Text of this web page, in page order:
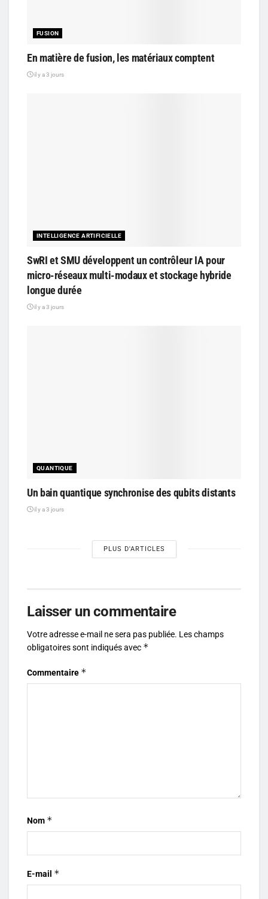
FUSION
En matière de fusion, les matériaux comptent
il y a 3 jours
INTELLIGENCE ARTIFICIELLE
SwRI et SMU développent un contrôleur IA pour
micro-réseaux multi-modaux et stockage hybride
longue durée
il y a 3 jours
QUANTIQUE
Un bain quantique synchronise des qubits distants
il y a 3 jours
PLUS D'ARTICLES
Laisser un commentaire
Votre adresse e-mail ne sera pas publiée. Les champs
obligatoires sont indiqués avec *
Commentaire *
Nom *
E-mail *